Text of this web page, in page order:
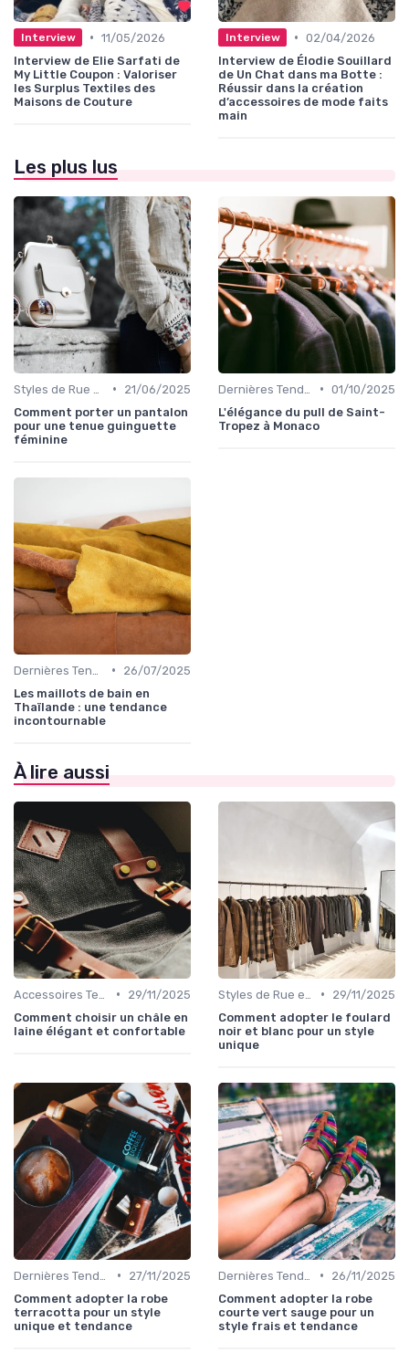
Interview • 11/05/2026
Interview de Elie Sarfati de
My Little Coupon : Valoriser
les Surplus Textiles des
Maisons de Couture
Interview • 02/04/2026
Interview de Élodie Souillard
de Un Chat dans ma Botte :
Réussir dans la création
d’accessoires de mode faits
main
Les plus lus
•
21/06/2025
Comment porter un pantalon
pour une tenue guinguette
féminine
• 01/10/2025
L'élégance du pull de Saint-
Tropez à Monaco
•
26/07/2025
Les maillots de bain en
Thaïlande : une tendance
incontournable
À lire aussi
•
29/11/2025
Comment choisir un châle en
laine élégant et confortable
•
29/11/2025
Comment adopter le foulard
noir et blanc pour un style
unique
•
27/11/2025
Comment adopter la robe
terracotta pour un style
unique et tendance
•
26/11/2025
Comment adopter la robe
courte vert sauge pour un
style frais et tendance